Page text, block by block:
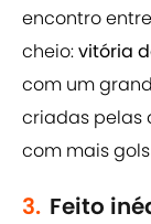
encontro
cheio:vitória
com um
criadas pelas
com mais
3. Feito